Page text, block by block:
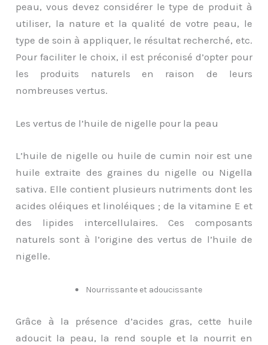
peau, vous devez considérer le type de produit à
utiliser, la nature et la qualité de votre peau, le
type de soin à appliquer, le résultat recherché, etc.
Pour faciliter le choix, il est préconisé d’opter pour
les produits naturels en raison de leurs
nombreuses vertus.
Les vertus de l’huile de nigelle pour la peau
L’huile de nigelle ou huile de cumin noir est une
huile extraite des graines du nigelle ou Nigella
sativa. Elle contient plusieurs nutriments dont les
acides oléiques et linoléiques ; de la vitamine E et
des lipides intercellulaires. Ces composants
naturels sont à l’origine des vertus de l’huile de
nigelle.
Nourrissante et adoucissante
Grâce à la présence d’acides gras, cette huile
adoucit la peau, la rend souple et la nourrit en